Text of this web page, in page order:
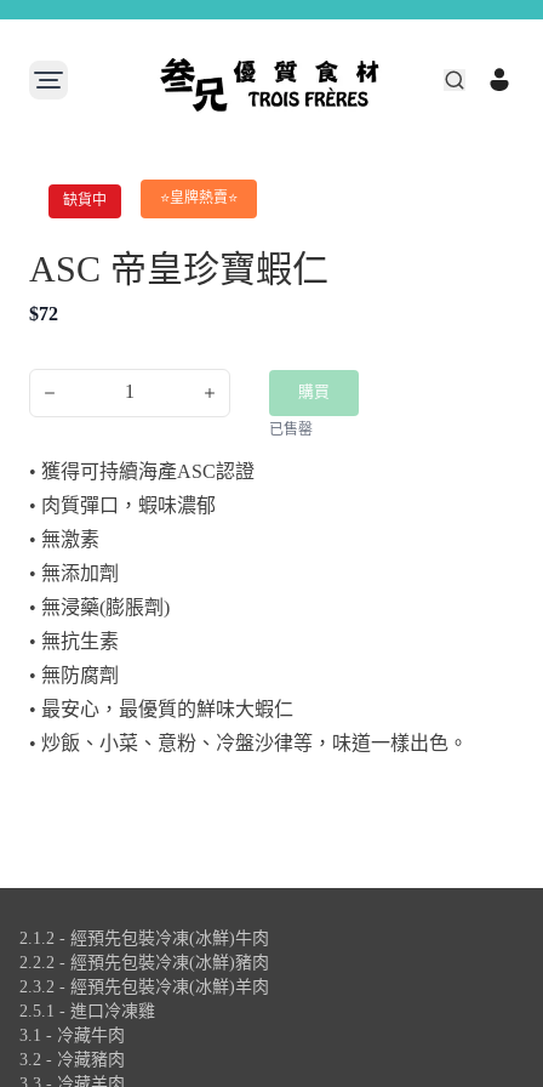
缺貨中 ⭐皇牌熱賣⭐
ASC 帝皇珍寶蝦仁
$72
1 購買
已售罄
• 獲得可持續海產ASC認證
• 肉質彈口，蝦味濃郁
• 無激素
• 無添加劑
• 無浸藥(膨脹劑)
• 無抗生素
• 無防腐劑
• 最安心，最優質的鮮味大蝦仁
• 炒飯、小菜、意粉、冷盤沙律等，味道一樣出色。
2.1.2 - 經預先包裝冷凍(冰鮮)牛肉
2.2.2 - 經預先包裝冷凍(冰鮮)豬肉
2.3.2 - 經預先包裝冷凍(冰鮮)羊肉
2.5.1 - 進口冷凍雞
3.1 - 冷藏牛肉
3.2 - 冷藏豬肉